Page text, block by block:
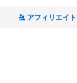
アフィリエイ